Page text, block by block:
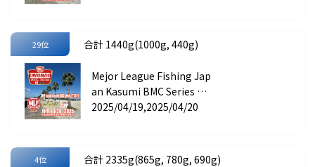
29位 合計 1440g(1000g, 440g)
Mejor League Fishing Jap
an Kasumi BMC Series ST
AGE 2 Gary International
2025/04/19,2025/04/20
4位 合計 2335g(865g, 780g, 690g)